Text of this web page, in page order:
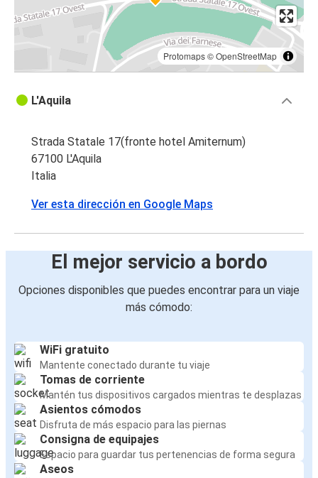
Protomaps©OpenStreetMap
L'Aquila
Strada Statale 17(fronte hotel Amiternum)
67100 L'Aquila
Italia
Ver esta dirección en Google Maps
El mejor servicio a bordo
Opciones disponibles que puedes encontrar para un viaje
más cómodo:
WiFi gratuito
Mantente conectado durante tu viaje
Tomas de corriente
Mantén tus dispositivos cargados mientras te desplazas
Asientos cómodos
Disfruta de más espacio para las piernas
Consigna de equipajes
Espacio para guardar tus pertenencias de forma segura
Aseos